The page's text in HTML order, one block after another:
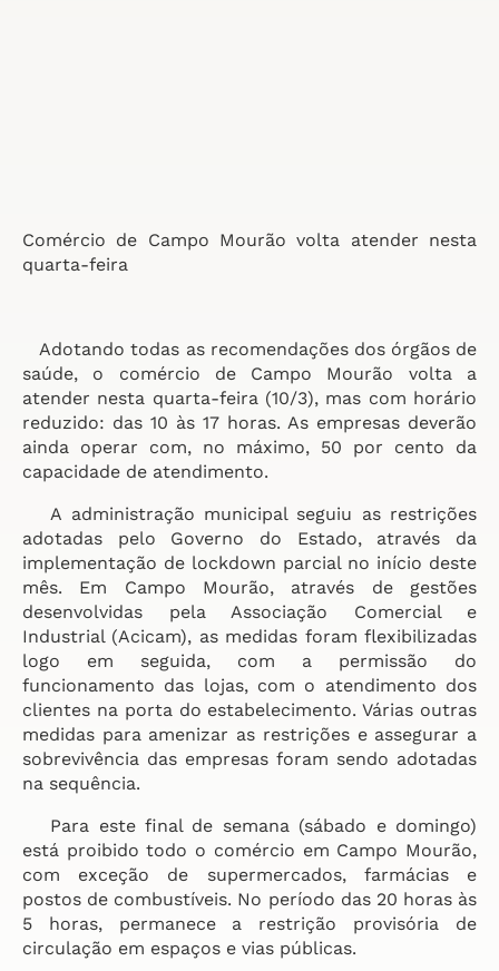
Comércio de Campo Mourão volta atender nesta
quarta-feira
Adotando todas as recomendações dos órgãos de
saúde, o comércio de Campo Mourão volta a
atender nesta quarta-feira (10/3), mas com horário
reduzido: das 10 às 17 horas. As empresas deverão
ainda operar com, no máximo, 50 por cento da
capacidade de atendimento.
A administração municipal seguiu as restrições
adotadas pelo Governo do Estado, através da
implementação de lockdown parcial no início deste
mês. Em Campo Mourão, através de gestões
desenvolvidas pela Associação Comercial e
Industrial (Acicam), as medidas foram flexibilizadas
logo em seguida, com a permissão do
funcionamento das lojas, com o atendimento dos
clientes na porta do estabelecimento. Várias outras
medidas para amenizar as restrições e assegurar a
sobrevivência das empresas foram sendo adotadas
na sequência.
Para este final de semana (sábado e domingo)
está proibido todo o comércio em Campo Mourão,
com exceção de supermercados, farmácias e
postos de combustíveis. No período das 20 horas às
5 horas, permanece a restrição provisória de
circulação em espaços e vias públicas.